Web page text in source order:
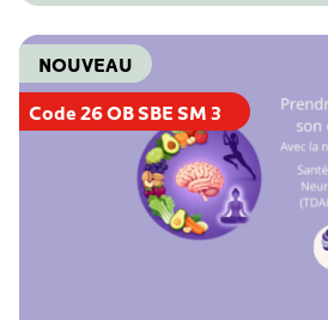
Code 26 OB SBE SM 3
NOUVEAU